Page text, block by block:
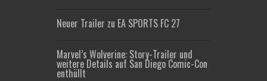
Neuer Trailer zu EA SPORTS FC 27
Marvel’s Wolverine: Story-Trailer und
weitere Details auf San Diego Comic-Con
enthüllt